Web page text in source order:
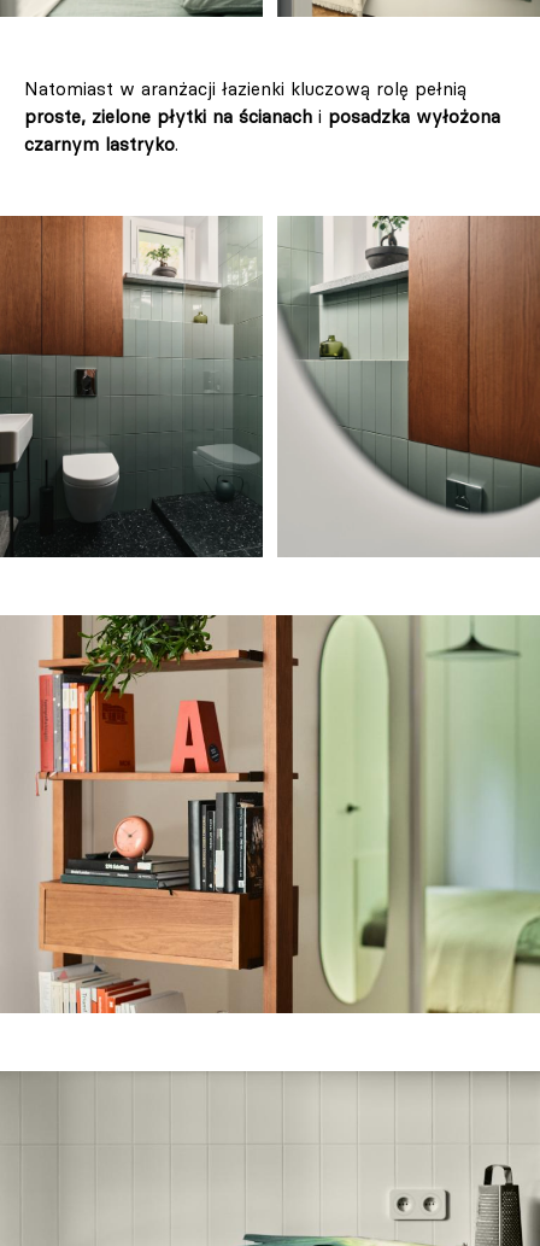
Natomiast w aranżacji łazienki kluczową rolę pełnią
proste, zielone płytki na ścianach i posadzka wyłożona
czarnym lastryko.